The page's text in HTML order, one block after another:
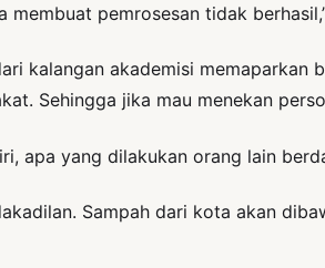
membuat pemrosesan tidak
kalangan akademisi
Sehingga jika mau menekan
apa yang dilakukan orang lain
Sampah dari kota akan